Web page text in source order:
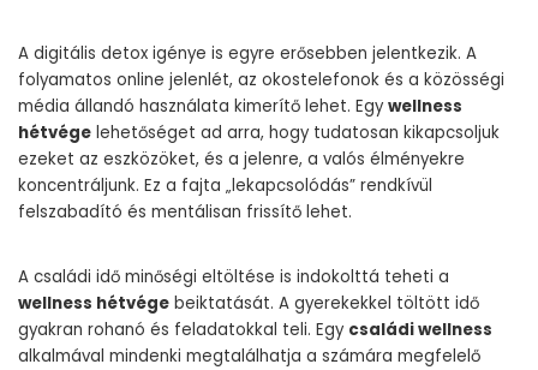
A digitális detox igénye is egyre erősebben jelentkezik. A
folyamatos online jelenlét, az okostelefonok és a közösségi
média állandó használata kimerítő lehet. Egy wellness
hétvége lehetőséget ad arra, hogy tudatosan kikapcsoljuk
ezeket az eszközöket, és a jelenre, a valós élményekre
koncentráljunk. Ez a fajta „lekapcsolódás” rendkívül
felszabadító és mentálisan frissítő lehet.
A családi idő minőségi eltöltése is indokolttá teheti a
wellness hétvége beiktatását. A gyerekekkel töltött idő
gyakran rohanó és feladatokkal teli. Egy családi wellness
alkalmával mindenki megtalálhatja a számára megfelelő